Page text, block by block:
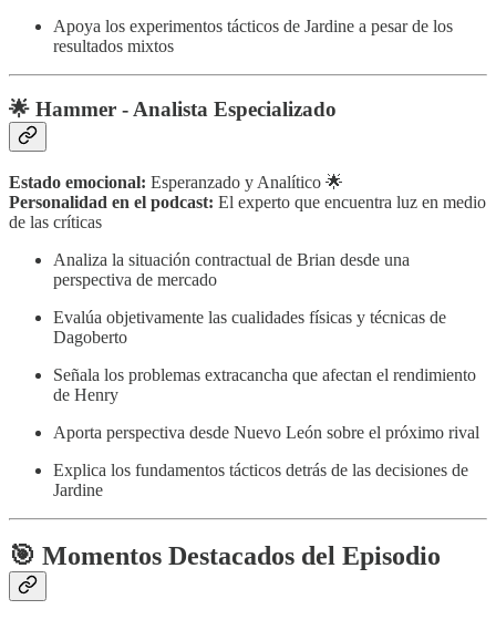
Apoya los experimentos tácticos de Jardine a pesar de los
resultados mixtos
🌟 Hammer - Analista Especializado
Estado emocional: Esperanzado y Analítico 🌟
Personalidad en el podcast: El experto que encuentra luz en medio
de las críticas
Analiza la situación contractual de Brian desde una
perspectiva de mercado
Evalúa objetivamente las cualidades físicas y técnicas de
Dagoberto
Señala los problemas extracancha que afectan el rendimiento
de Henry
Aporta perspectiva desde Nuevo León sobre el próximo rival
Explica los fundamentos tácticos detrás de las decisiones de
Jardine
🎯 Momentos Destacados del Episodio